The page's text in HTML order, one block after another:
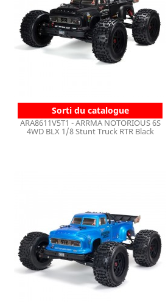
Sorti du catalogue
ARA8611V5T1 - ARRMA NOTORIOUS 6S
4WD BLX 1/8 Stunt Truck RTR Black